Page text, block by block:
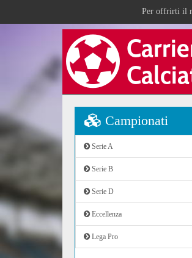
Per offrirti il
Campionati
Serie A
Serie B
Serie D
Eccellenza
Lega Pro